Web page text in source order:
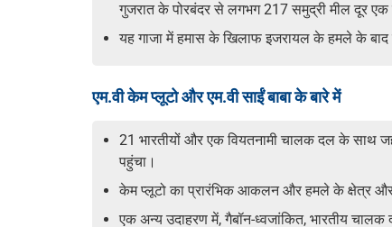
गुजरात के पोरबंदर से लगभग 217 समुद्री मील दूर एक
यह गाजा में हमास के खिलाफ इजरायल के हमले के बाद
एम.वी केम प्लूटो और एम.वी साईं बाबा के बारे में
21 भारतीयों और एक वियतनामी चालक दल के साथ
पहुंचा।
केम प्लूटो का प्रारंभिक आकलन और हमले के क्षेत्र और
एक अन्य उदाहरण में, गैबॉन-ध्वजांकित, भारतीय